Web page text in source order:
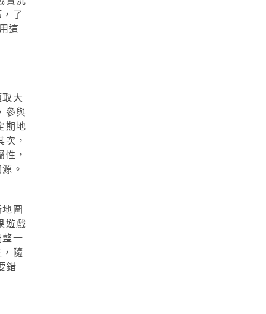
了
這
大
參與
期地
，
，
。
圖
遊戲
一
隨
錯